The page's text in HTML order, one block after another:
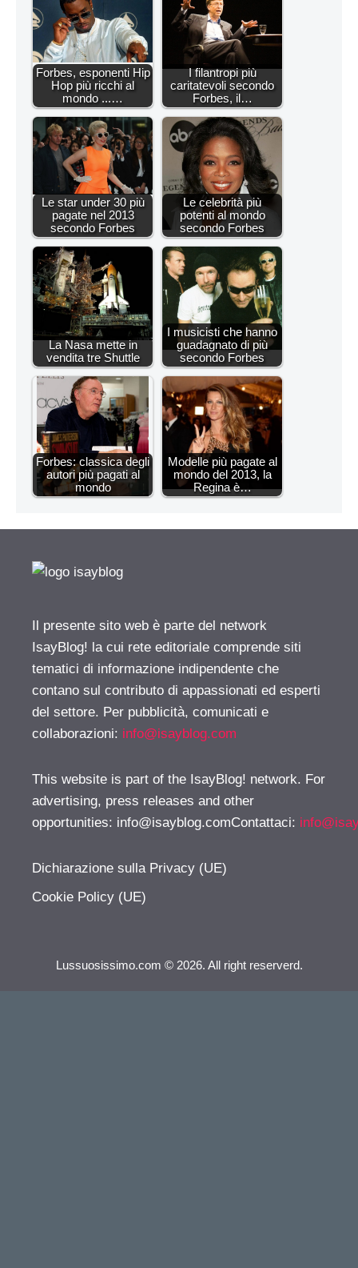
Forbes, esponenti Hip
Hop più ricchi al
mondo ...…
I filantropi più
caritatevoli secondo
Forbes, il…
Le star under 30 più
pagate nel 2013
secondo Forbes
Le celebrità più
potenti al mondo
secondo Forbes
La Nasa mette in
vendita tre Shuttle
I musicisti che hanno
guadagnato di più
secondo Forbes
Forbes: classica degli
autori più pagati al
mondo
Modelle più pagate al
mondo del 2013, la
Regina è…
Il presente sito web è parte del network
IsayBlog! la cui rete editoriale comprende siti
tematici di informazione indipendente che
contano sul contributo di appassionati ed esperti
del settore. Per pubblicità, comunicati e
collaborazioni: info@isayblog.com
This website is part of the IsayBlog! network. For
advertising, press releases and other
opportunities: info@isayblog.comContattaci:
Dichiarazione sulla Privacy (UE)
Cookie Policy (UE)
Lussuosissimo.com © 2026. All right reserverd.